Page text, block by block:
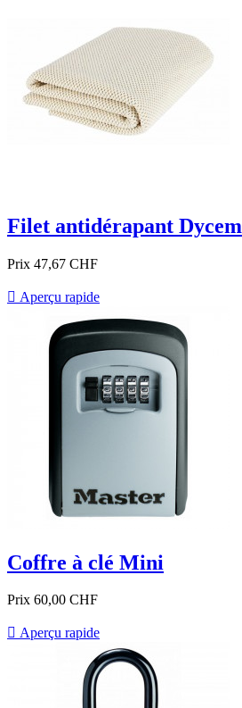
Filet antidérapant Dycem
Prix 47,67 CHF
 Aperçu rapide
Coffre à clé Mini
Prix 60,00 CHF
 Aperçu rapide